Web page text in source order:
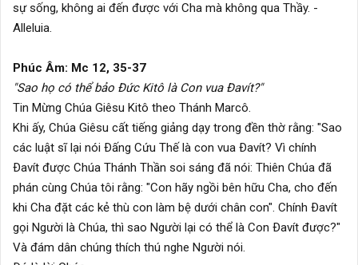
sự sống, không ai đến được với Cha mà không qua Thầy. -
Alleluia.
Phúc Âm: Mc 12, 35-37
"Sao họ có thể bảo Ðức Kitô là Con vua Ðavít?"
Tin Mừng Chúa Giêsu Kitô theo Thánh Marcô.
Khi ấy, Chúa Giêsu cất tiếng giảng dạy trong đền thờ rằng: "Sao
các luật sĩ lại nói Ðấng Cứu Thế là con vua Ðavít? Vì chính
Ðavít được Chúa Thánh Thần soi sáng đã nói: Thiên Chúa đã
phán cùng Chúa tôi rằng: "Con hãy ngồi bên hữu Cha, cho đến
khi Cha đặt các kẻ thù con làm bệ dưới chân con". Chính Ðavít
gọi Người là Chúa, thì sao Người lại có thể là Con Ðavít được?"
Và đám dân chúng thích thú nghe Người nói.